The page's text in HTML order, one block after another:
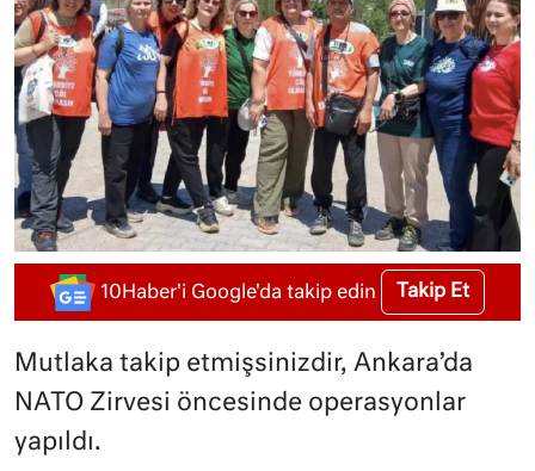
10Haber'i Google'da takip edin Takip Et
Mutlaka takip etmişsinizdir, Ankara’da
NATO Zirvesi öncesinde operasyonlar
yapıldı.